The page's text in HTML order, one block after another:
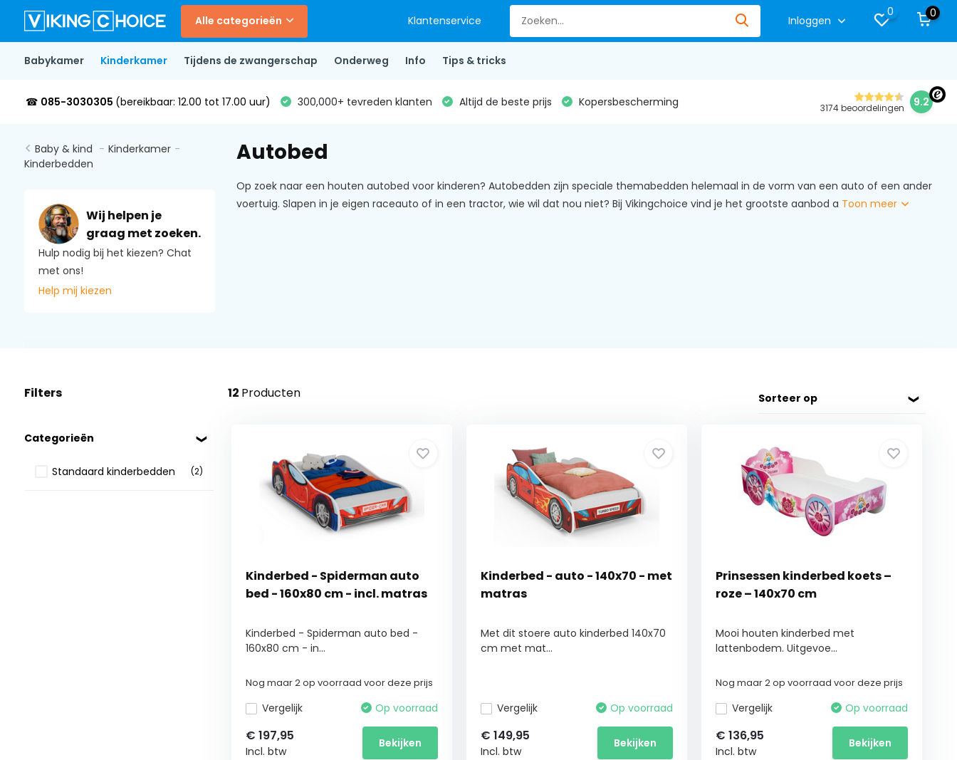
Alle categorieën Klantenservice Inloggen
0 0
Babykamer Kinderkamer Tijdens de zwangerschap Onderweg Info Tips & tricks
☎ 085-3030305 (bereikbaar: 12.00 tot 17.00 uur) 300,000+ tevreden klanten Altijd de beste prijs Kopersbescherming 3174 beoordelingen 9.2
Baby & kind - Kinderkamer -
Kinderbedden
Wij helpen je
graag met zoeken.
Hulp nodig bij het kiezen? Chat
met ons!
Help mij kiezen
Autobed
Op zoek naar een houten autobed voor kinderen? Autobedden zijn speciale themabedden helemaal in de vorm van een auto of een ander
voertuig. Slapen in je eigen raceauto of in een tractor, wie wil dat nou niet? Bij Vikingchoice vind je het grootste aanbod a Toon meer
Filters
Categorieën
Standaard kinderbedden (2)
12 Producten Sorteer op
Kinderbed - Spiderman auto
bed - 160x80 cm - incl. matras
Kinderbed - Spiderman auto bed -
160x80 cm - in...
Nog maar 2 op voorraad voor deze prijs
Vergelijk Op voorraad
€ 197,95
Incl. btw
Bekijken
Kinderbed - auto - 140x70 - met
matras
Met dit stoere auto kinderbed 140x70
cm met mat...
Vergelijk Op voorraad
€ 149,95
Incl. btw
Bekijken
Prinsessen kinderbed koets –
roze – 140x70 cm
Mooi houten kinderbed met
lattenbodem. Uitgevoe...
Nog maar 2 op voorraad voor deze prijs
Vergelijk Op voorraad
€ 136,95
Incl. btw
Bekijken